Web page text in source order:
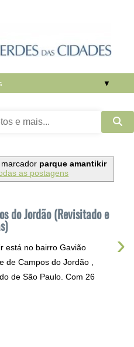
▼
parque amantikir
as postagens
do Jordão (Revisitado e
›
está no bairro Gavião
de Campos do Jordão ,
de São Paulo. Com 26